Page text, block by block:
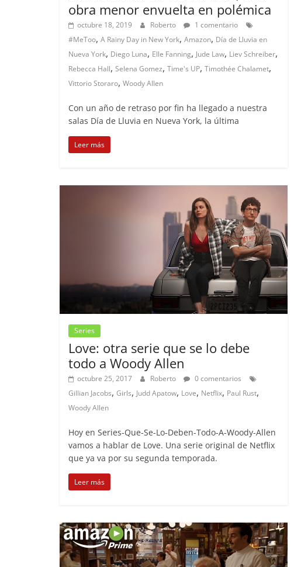
obra menor envuelta en polémica
octubre 18, 2019 Roberto
1 comentario
#MeToo, A Rainy Day in New York, Amazon, Día de Lluvia en
Nueva York, Diego Luna, Elle Fanning, Jude Law, Liev Schreiber,
Rebecca Hall, Selena Gomez, Time's UP, Timothée Chalamet,
Vittorio Storaro, Woody Allen
Con un año de retraso por fin ha llegado a nuestra
salas Día de Lluvia en Nueva York, la última
Leer más
Series
Love: otra serie que se lo debe
todo a Woody Allen
octubre 25, 2017 Roberto
0 comentarios
Gillian Jacobs, Girls, Judd Apatow, Love, Netflix, Paul Rust,
Woody Allen
Hoy en Series-Que-Se-Lo-Deben-Todo-A-Woody-Allen
vamos a hablar de Love. Una serie original de Netflix
que ya va por su segunda temporada.
Leer más